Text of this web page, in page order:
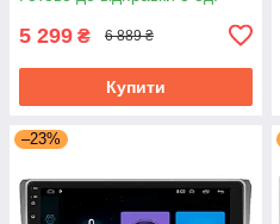
5 299 ₴ 6 889 ₴
Купити
–23%